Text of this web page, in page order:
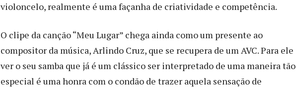
violoncelo, realmente é uma façanha de criatividade e competência.
O clipe da canção “Meu Lugar” chega ainda como um presente ao
compositor da música, Arlindo Cruz, que se recupera de um AVC. Para ele
ver o seu samba que já é um clássico ser interpretado de uma maneira tão
especial é uma honra com o condão de trazer aquela sensação de